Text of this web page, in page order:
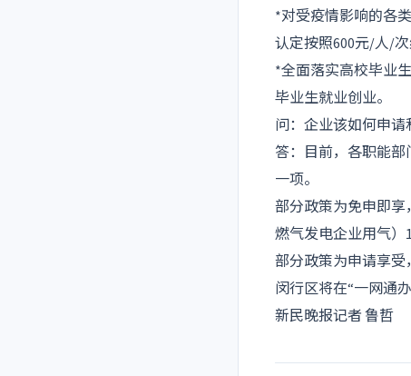
*对受疫情影响的各
认定按照600元/人/次
*全面落实高校毕业
毕业生就业创业。
问：企业该如何申请
答：目前，各职能
一项。
部分政策为免申即
燃气发电企业用气）
部分政策为申请享受
闵行区将在“一网通
新民晚报记者 鲁哲